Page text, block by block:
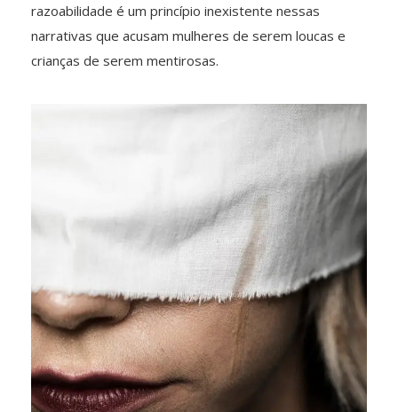
razoabilidade é um princípio inexistente nessas
narrativas que acusam mulheres de serem loucas e
crianças de serem mentirosas.